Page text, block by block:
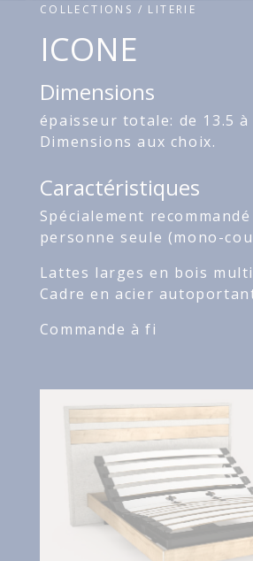
COLLECTIONS / LITERIE
ICONE
Dimensions
épaisseur totale: de 13.5 à
Dimensions aux choix.
Caractéristiques
Spécialement
personne seule (mono-
Lattes larges en bois
Cadre en acier
Commande à fi